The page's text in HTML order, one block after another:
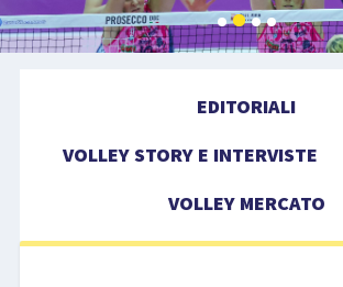
EDITORIALI
VOLLEY MERCATO
COMPETIZIONI
EDITORIALI
VOLLEY STORY E INTERVISTE
VOLLEY MERCATO